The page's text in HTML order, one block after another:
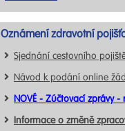
Oznámení zdravotní
Sjednání cestovního
Návod k podání online
NOVÉ - Zúčtovací zprávy
Informace o změně